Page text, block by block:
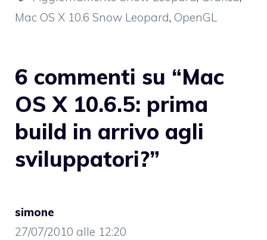
Mac OS X 10.6 Snow Leopard, OpenGL
6 commenti su “Mac
OS X 10.6.5: prima
build in arrivo agli
sviluppatori?”
simone
27/07/2010 alle 12:20